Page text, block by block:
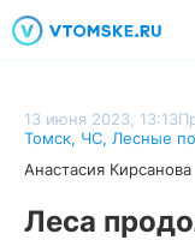
13 июня 2023, 13:13
Томск, ЧС, Лесные
Анастасия Кирсанова
Леса